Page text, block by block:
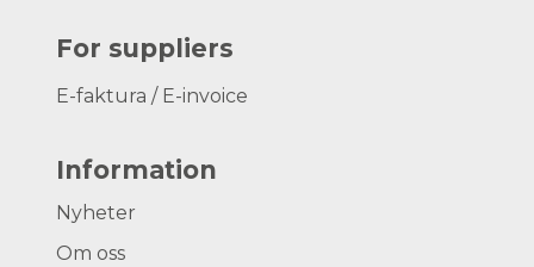
For suppliers
E-faktura / E-invoice
Information
Nyheter
Om oss